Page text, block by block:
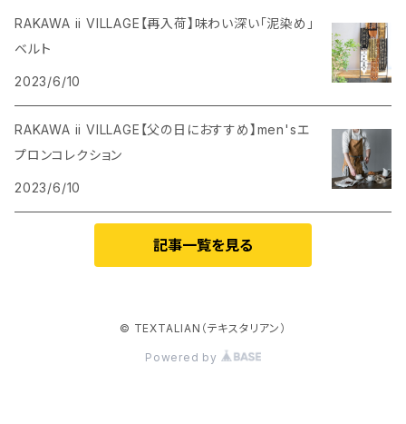
RAKAWA ii VILLAGE【再入荷】味わい深い「泥染め」
ベルト
2023/6/10
RAKAWA ii VILLAGE【父の日におすすめ】men'sエ
プロンコレクション
2023/6/10
記事一覧を見る
© TEXTALIAN（テキスタリアン）
Powered by